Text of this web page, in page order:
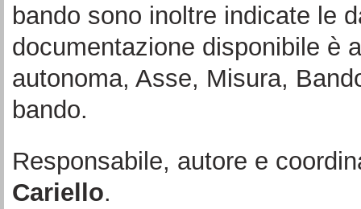
bando sono inoltre indicate le
documentazione disponibile è
autonoma, Asse, Misura,
bando.
Responsabile, autore e
Cariello.